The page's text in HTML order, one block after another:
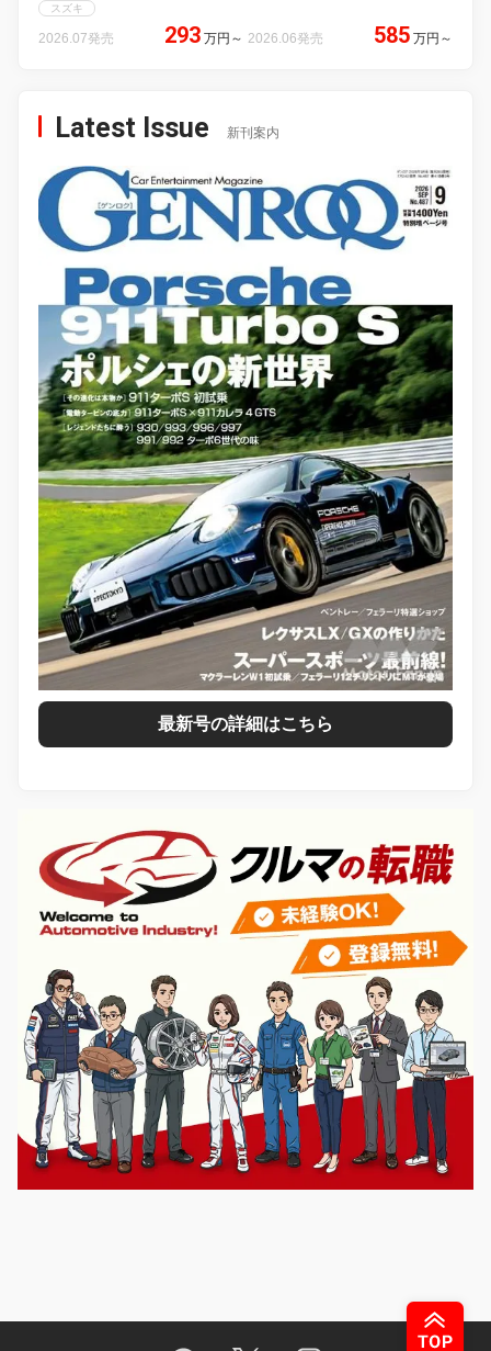
スズキ
2026.07発売 293 万円 ～ 2026.06発売 585 万円 ～
Latest Issue 新刊案内
最新号の詳細はこちら